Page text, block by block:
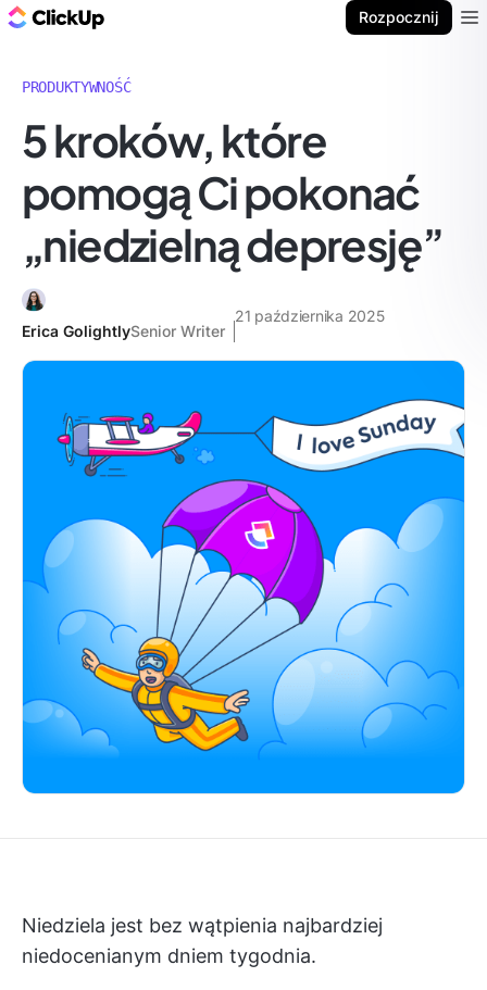
Rozpocznij
PRODUKTYWNOŚĆ
5 kroków, które
pomogą Ci pokonać
„niedzielną depresję”
Erica GolightlySenior Writer
21 października 2025
Niedziela jest bez wątpienia najbardziej
niedocenianym dniem tygodnia.